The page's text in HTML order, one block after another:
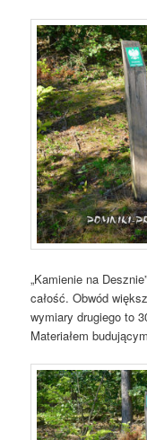
„Kamienie na
całość. Obwód
wymiary drugiego to
Materiałem